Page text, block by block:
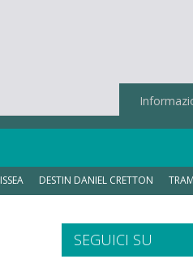
DESTIN DANIEL CRETTON
SEGUICI SU